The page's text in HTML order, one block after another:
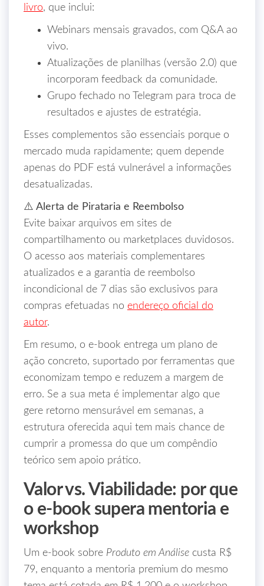
livro, que inclui:
Webinars mensais gravados, com Q&A ao
vivo.
Atualizações de planilhas (versão 2.0) que
incorporam feedback da comunidade.
Grupo fechado no Telegram para troca de
resultados e ajustes de estratégia.
Esses complementos são essenciais porque o
mercado muda rapidamente; quem depende
apenas do PDF está vulnerável a informações
desatualizadas.
⚠️ Alerta de Pirataria e Reembolso
Evite baixar arquivos em sites de
compartilhamento ou marketplaces duvidosos.
O acesso aos materiais complementares
atualizados e a garantia de reembolso
incondicional de 7 dias são exclusivos para
compras efetuadas no endereço oficial do
autor.
Em resumo, o e‑book entrega um plano de
ação concreto, suportado por ferramentas que
economizam tempo e reduzem a margem de
erro. Se a sua meta é implementar algo que
gere retorno mensurável em semanas, a
estrutura oferecida aqui tem mais chance de
cumprir a promessa do que um compêndio
teórico sem apoio prático.
Valor vs. Viabilidade: por que
o e‑book supera mentoria e
workshop
Um e‑book sobre Produto em Análise custa R$
79, enquanto a mentoria premium do mesmo